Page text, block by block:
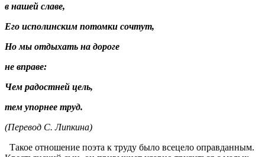
в нашей славе,
Его исполинским потомки сочтут,
Но мы отдыхать на дороге
не вправе:
Чем радостней цель,
тем упорнее труд.
(Перевод С. Липкина)
Такое отношение поэта к труду было всецело оправданным.